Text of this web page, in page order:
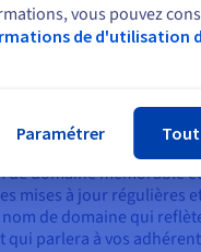
pour
efficace
de domaine et
de domaine mémorable
mises à jour régulières
de domaine qui
qui parlera à vos
vous pouvez
de d'utilisation
Paramétrer